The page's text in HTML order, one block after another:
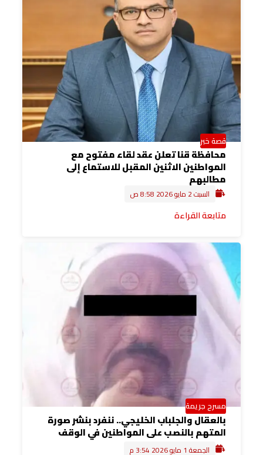
قصة خبر
محافظة قنا تعلن عقد لقاء مفتوح مع
المواطنين الاثنين المقبل للاستماع إلى
مطالبهم
السبت 2 مايو 2026 8:58 ص
متابعة القراءة
مسرح جريمة
بالعقال والجلباب الخليجي.. ننفرد بنشر صورة
المتهم بالنصب على المواطنين في الوقف
الجمعة 1 مايو 2026 3:54 م